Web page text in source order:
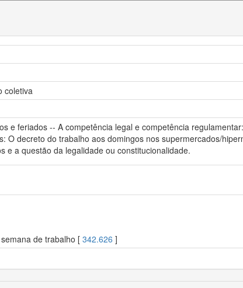
coletiva
e feriados -- A competência legal e competência
O decreto do trabalho aos domingos nos supermercados/
e a questão da legalidade ou constitucionalidade.
de trabalho [ 342.626 ]